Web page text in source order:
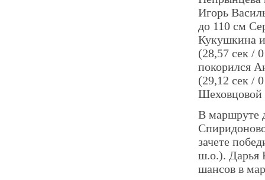
Игорь
до 110 см
Кукушкина
(28,57 сек /
покорился
(29,12 сек /
Шеховцовой
В маршруте
зачете
ш.о.). Дарья
шансов в